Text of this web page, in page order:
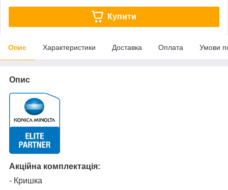
Купити
Опис Характеристики Доставка Оплата Умови
Опис
Акційна комплектація:
- Кришка